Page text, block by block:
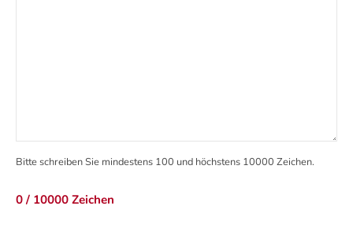
Bitte schreiben Sie mindestens 100 und höchstens 10000 Zeichen.
0 / 10000 Zeichen